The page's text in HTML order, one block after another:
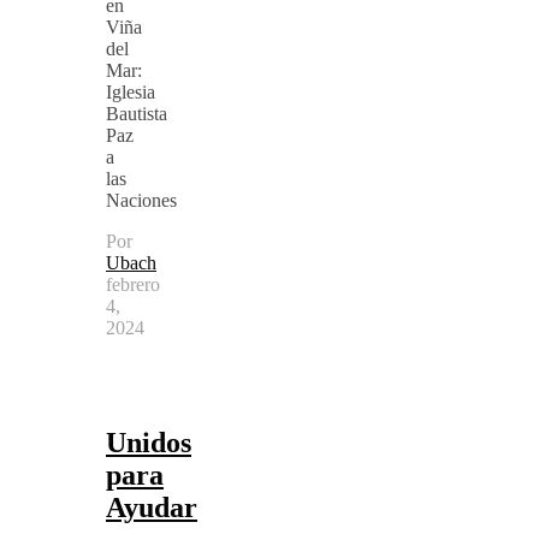
en
Viña
del
Mar:
Iglesia
Bautista
Paz
a
las
Naciones
Por
Ubach
febrero
4,
2024
Unidos
para
Ayudar